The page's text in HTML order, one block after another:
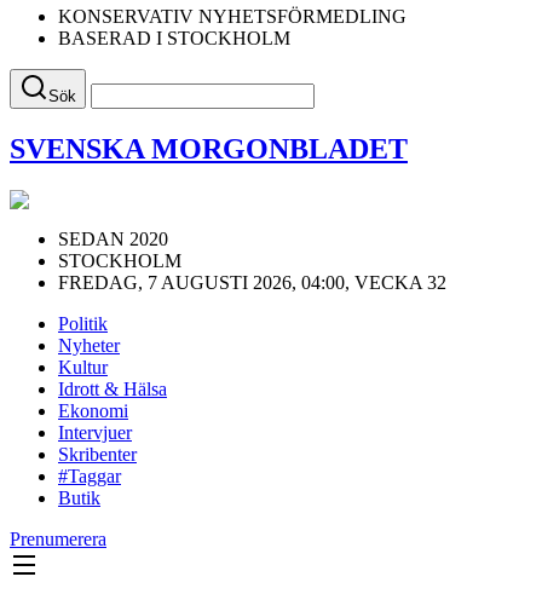
KONSERVATIV NYHETSFÖRMEDLING
BASERAD I STOCKHOLM
Sök
SVENSKA MORGONBLADET
SEDAN 2020
STOCKHOLM
FREDAG, 7 AUGUSTI 2026, 04:00, VECKA 32
Politik
Nyheter
Kultur
Idrott & Hälsa
Ekonomi
Intervjuer
Skribenter
#Taggar
Butik
Prenumerera